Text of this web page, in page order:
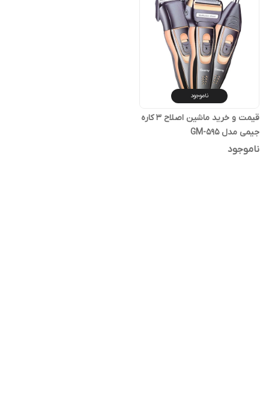
ناموجود
قیمت و خرید ماشین اصلاح 3 کاره
جیمی مدل GM-595
ناموجود